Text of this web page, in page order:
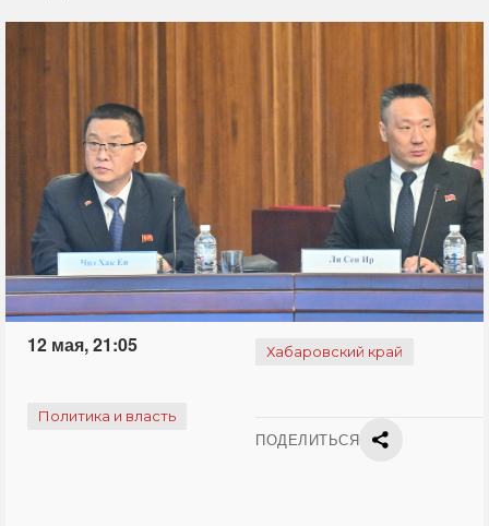
12 мая, 21:05 Хабаровский край
Политика и власть
ПОДЕЛИТЬСЯ